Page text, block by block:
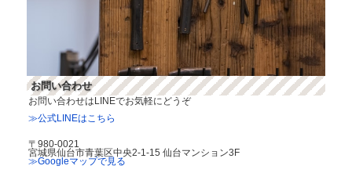
お問い合わせ
お問い合わせはLINEでお気軽にどうぞ
≫公式LINEはこちら
〒980-0021
宮城県仙台市青葉区中央2-1-15 仙台マンション3F
≫Googleマップで見る